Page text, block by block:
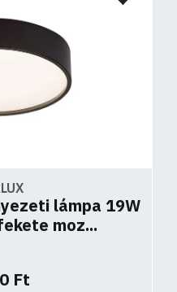
lámpa 19W
moz...
Ft